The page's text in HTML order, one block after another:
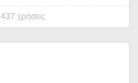
437 χρήσεις